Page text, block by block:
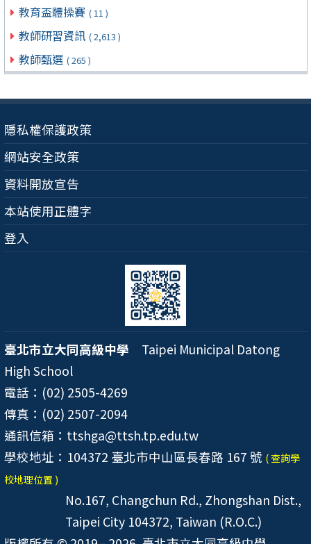
教育盃體操賽 ( 11 )
教師研習資訊 ( 2,613 )
教師甄選 ( 265 )
隱私權保護政策
網站安全政策
資料開放宣告
本站使用正體字
登入
臺北市立大同高級中學 Taipei Municipal Datong
High School
電話：(02) 2505-4269
傳真：(02) 2507-2094
通訊信箱：ttshga@ttsh.tp.edu.tw
學校地址：104372 臺北市中山區長春路 167 號 ( 查詢學
校地理位置 )
No.167, Changchun Rd., Zhongshan Dist.,
Taipei City 104372, Taiwan (R.O.C.)